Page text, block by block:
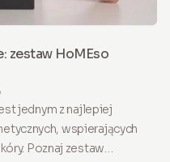
zestaw HoMEso
jednym z najlepiej
wspierających
Poznaj zestaw